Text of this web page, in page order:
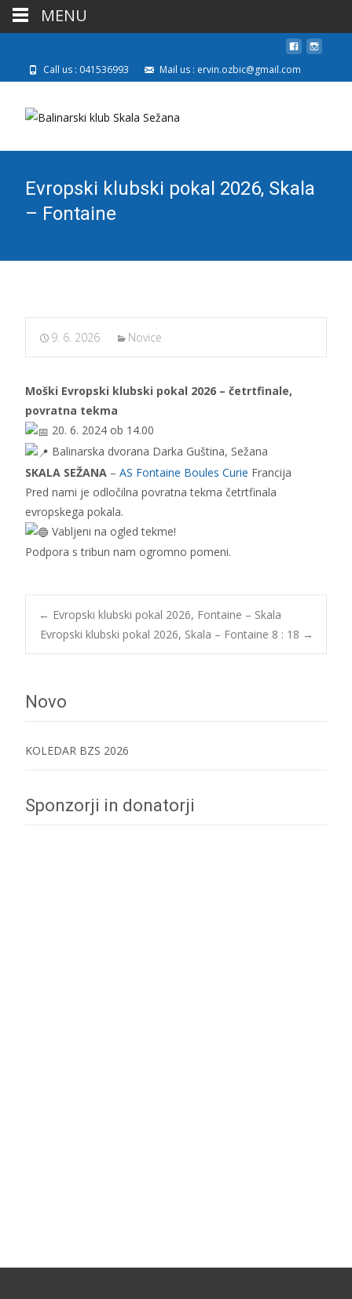
Call us : 041536993 Mail us : ervin.ozbic@gmail.com
Evropski klubski pokal 2026, Skala
– Fontaine
9. 6. 2026 Novice
Moški Evropski klubski pokal 2026 – četrtfinale,
povratna tekma
20. 6. 2024 ob 14.00
Balinarska dvorana Darka Guština, Sežana
SKALA SEŽANA – AS Fontaine Boules Curie Francija
Pred nami je odločilna povratna tekma četrtfinala
evropskega pokala.
Vabljeni na ogled tekme!
Podpora s tribun nam ogromno pomeni.
Post
← Evropski klubski pokal 2026, Fontaine – Skala
Evropski klubski pokal 2026, Skala – Fontaine 8 : 18 →
Novo
KOLEDAR BZS 2026
Sponzorji in donatorji
MENU